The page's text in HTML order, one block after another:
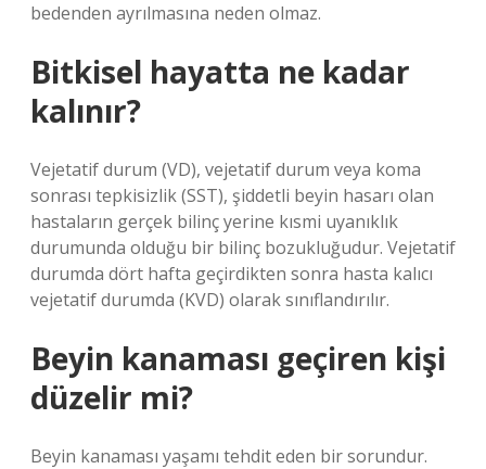
bedenden ayrılmasına neden olmaz.
Bitkisel hayatta ne kadar
kalınır?
Vejetatif durum (VD), vejetatif durum veya koma
sonrası tepkisizlik (SST), şiddetli beyin hasarı olan
hastaların gerçek bilinç yerine kısmi uyanıklık
durumunda olduğu bir bilinç bozukluğudur. Vejetatif
durumda dört hafta geçirdikten sonra hasta kalıcı
vejetatif durumda (KVD) olarak sınıflandırılır.
Beyin kanaması geçiren kişi
düzelir mi?
Beyin kanaması yaşamı tehdit eden bir sorundur.